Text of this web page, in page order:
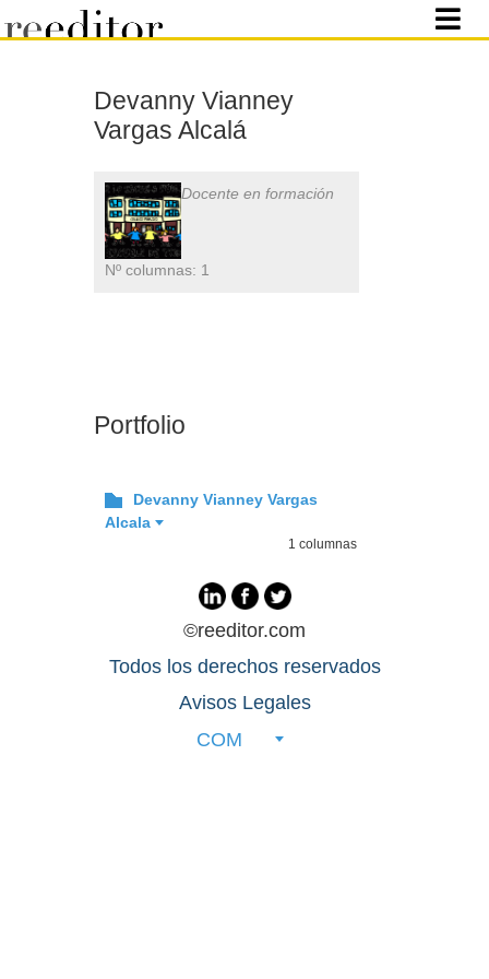
Devanny Vianney
Vargas Alcalá
Docente en formación
Nº columnas: 1
Portfolio
Devanny Vianney Vargas
Alcala
1 columnas
©reeditor.com
Todos los derechos reservados
Avisos Legales